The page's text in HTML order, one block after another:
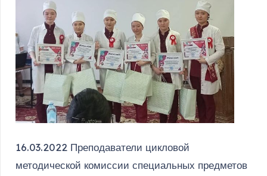
16.03.2022 Преподаватели цикловой
методической комиссии специальных предметов